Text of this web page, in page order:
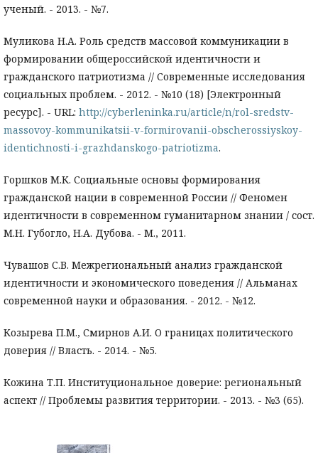
ученый. - 2013. - №7.
Муликова Н.А. Роль средств массовой коммуникации в
формировании общероссийской идентичности и
гражданского патриотизма // Современные исследования
социальных проблем. - 2012. - №10 (18) [Электронный
ресурс]. - URL: http://cyberleninka.ru/article/n/rol-sredstv-
massovoy-kommunikatsii-v-formirovanii-obscherossiyskoy-
identichnosti-i-grazhdanskogo-patriotizma.
Горшков М.К. Социальные основы формирования
гражданской нации в современной России // Феномен
идентичности в современном гуманитарном знании / сост.
М.Н. Губогло, Н.А. Дубова. - М., 2011.
Чувашов С.В. Межрегиональный анализ гражданской
идентичности и экономического поведения // Альманах
современной науки и образования. - 2012. - №12.
Козырева П.М., Смирнов А.И. О границах политического
доверия // Власть. - 2014. - №5.
Кожина Т.П. Институциональное доверие: региональный
аспект // Проблемы развития территории. - 2013. - №3 (65).